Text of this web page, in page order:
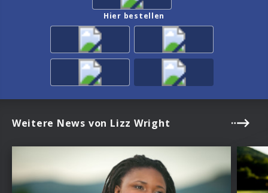
Hier bestellen
Weitere News von Lizz Wright